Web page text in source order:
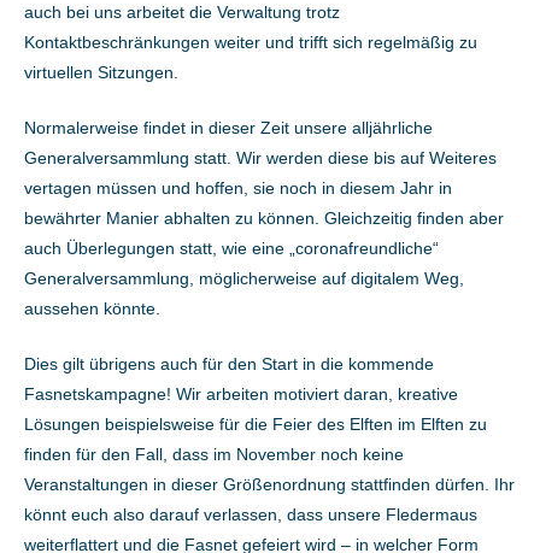
auch bei uns arbeitet die Verwaltung trotz
Kontaktbeschränkungen weiter und trifft sich regelmäßig zu
virtuellen Sitzungen.
Normalerweise findet in dieser Zeit unsere alljährliche
Generalversammlung statt. Wir werden diese bis auf Weiteres
vertagen müssen und hoffen, sie noch in diesem Jahr in
bewährter Manier abhalten zu können. Gleichzeitig finden aber
auch Überlegungen statt, wie eine „coronafreundliche“
Generalversammlung, möglicherweise auf digitalem Weg,
aussehen könnte.
Dies gilt übrigens auch für den Start in die kommende
Fasnetskampagne! Wir arbeiten motiviert daran, kreative
Lösungen beispielsweise für die Feier des Elften im Elften zu
finden für den Fall, dass im November noch keine
Veranstaltungen in dieser Größenordnung stattfinden dürfen. Ihr
könnt euch also darauf verlassen, dass unsere Fledermaus
weiterflattert und die Fasnet gefeiert wird – in welcher Form